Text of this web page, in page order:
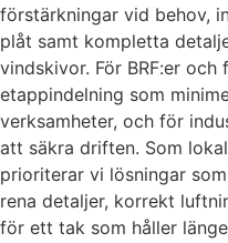
förstärkningar vid behov,
plåt samt kompletta
vindskivor. För BRF:er
etappindelning som
verksamheter, och för
att säkra driften. Som
prioriterar vi lösningar
rena detaljer, korrekt
för ett tak som håller